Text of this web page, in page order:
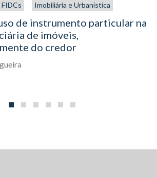
Imobiliária e Urbanística
de instrumento particular na
de imóveis,
do credor